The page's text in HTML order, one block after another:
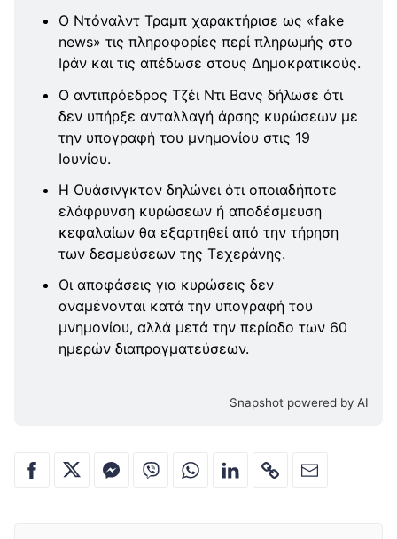
Ο Ντόναλντ Τραμπ χαρακτήρισε ως «fake
news» τις πληροφορίες περί πληρωμής στο
Ιράν και τις απέδωσε στους Δημοκρατικούς.
Ο αντιπρόεδρος Τζέι Ντι Βανς δήλωσε ότι
δεν υπήρξε ανταλλαγή άρσης κυρώσεων με
την υπογραφή του μνημονίου στις 19
Ιουνίου.
Η Ουάσινγκτον δηλώνει ότι οποιαδήποτε
ελάφρυνση κυρώσεων ή αποδέσμευση
κεφαλαίων θα εξαρτηθεί από την τήρηση
των δεσμεύσεων της Τεχεράνης.
Οι αποφάσεις για κυρώσεις δεν
αναμένονται κατά την υπογραφή του
μνημονίου, αλλά μετά την περίοδο των 60
ημερών διαπραγματεύσεων.
Snapshot powered by AI